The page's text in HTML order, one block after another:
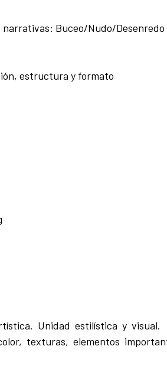
Buceo/Nudo/Desenredo
estructura y formato
Unidad estilística y visual.
texturas, elementos